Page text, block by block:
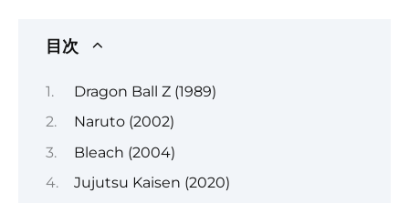
目次
Dragon Ball Z (1989)
Naruto (2002)
Bleach (2004)
Jujutsu Kaisen (2020)